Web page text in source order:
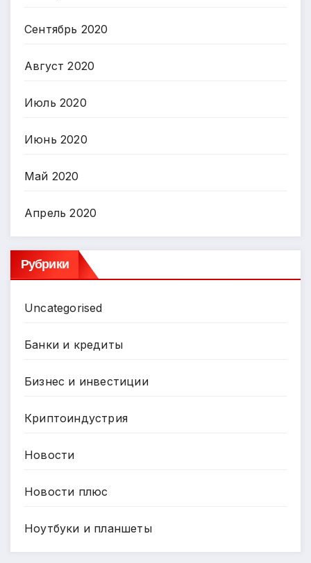
Сентябрь 2020
Август 2020
Июль 2020
Июнь 2020
Май 2020
Апрель 2020
Рубрики
Uncategorised
Банки и кредиты
Бизнес и инвестиции
Криптоиндустрия
Новости
Новости плюс
Ноутбуки и планшеты